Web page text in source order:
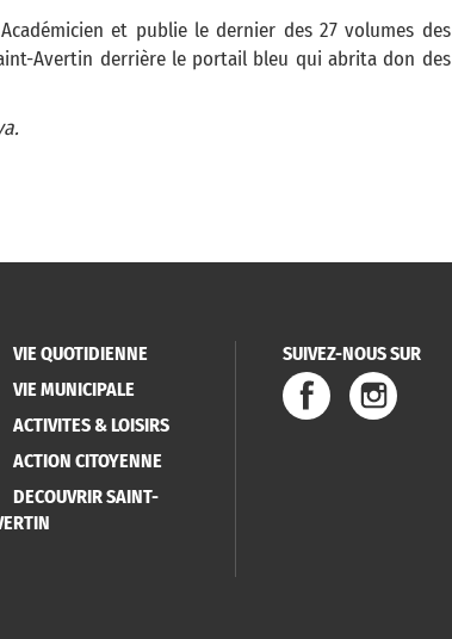
et publie le dernier des 27 volumes des
Avertin derrière le portail bleu qui abrita don des
VIE QUOTIDIENNE
VIE MUNICIPALE
ACTIVITES & LOISIRS
ACTION CITOYENNE
DECOUVRIR SAINT-
SUIVEZ-NOUS SUR